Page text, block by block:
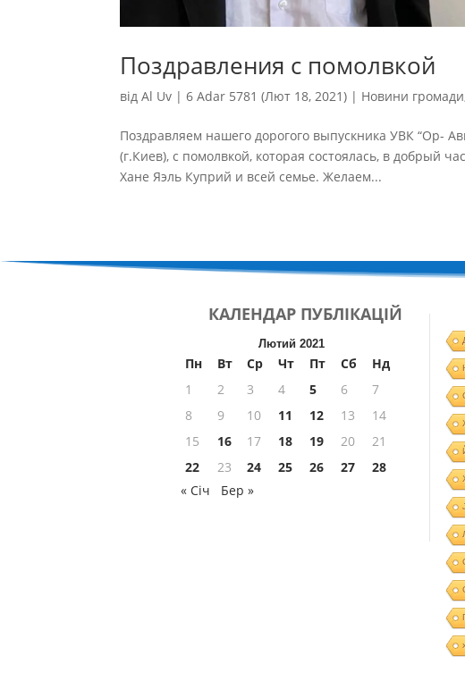
Поздравления с помолвкой
відAl Uv |6 Adar 5781 (Лют 18, 2021) | Новини громади
Поздравляем нашего дорогого выпускника УВК “Ор-
(г.Киев), с помолвкой, которая состоялась, в добрый
Хане Яэль Куприй и всей семье. Желаем...
КАЛЕНДАР ПУБЛІКАЦІЙ
Лютий 2021
Пн Вт Ср Чт Пт Сб
Нд
1
2 3 4 5 6
7
8
9 10 11 12 13
14
15
16 17 18 19 20
21
22
23 24 25 26 27
28
« Січ
Бер »